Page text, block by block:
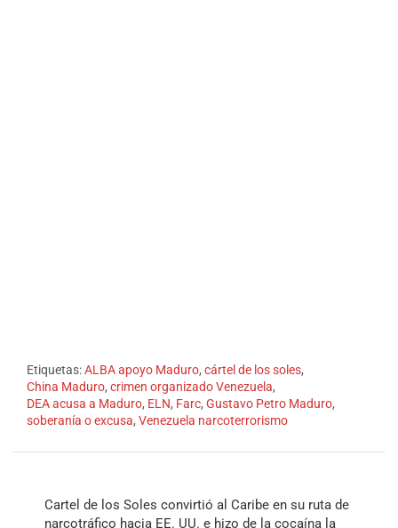
Etiquetas:ALBA apoyo Maduro, cártel de los soles,
China Maduro, crimen organizado Venezuela,
DEA acusa a Maduro, ELN, Farc, Gustavo Petro Maduro,
soberanía o excusa, Venezuela narcoterrorismo
Cartel de los Soles convirtió al Caribe en su ruta de
narcotráfico hacia EE. UU. e hizo de la cocaína la